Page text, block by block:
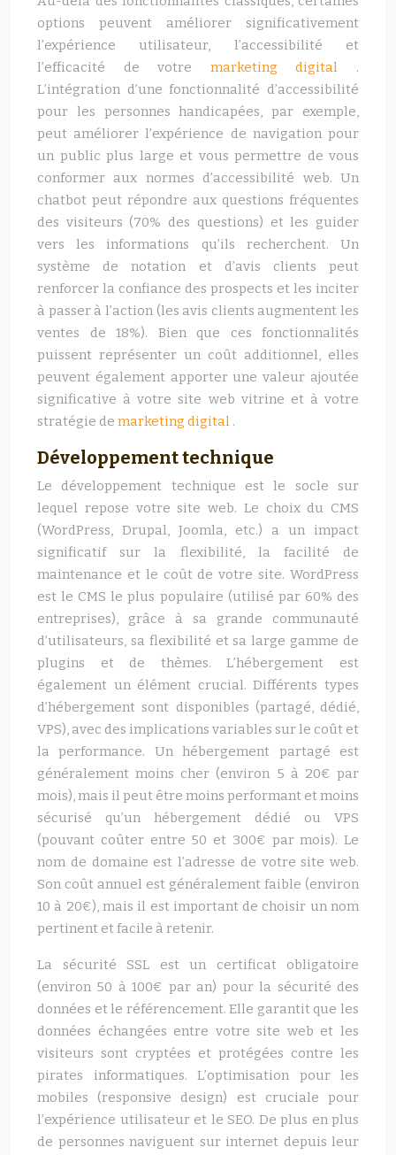
options peuvent améliorer significativement
l’expérience utilisateur, l’accessibilité et
l’efficacité de votre marketing digital .
L’intégration d’une fonctionnalité d’accessibilité
pour les personnes handicapées, par exemple,
peut améliorer l’expérience de navigation pour
un public plus large et vous permettre de vous
conformer aux normes d’accessibilité web. Un
chatbot peut répondre aux questions fréquentes
des visiteurs (70% des questions) et les guider
vers les informations qu’ils recherchent. Un
système de notation et d’avis clients peut
renforcer la confiance des prospects et les inciter
à passer à l’action (les avis clients augmentent les
ventes de 18%). Bien que ces fonctionnalités
puissent représenter un coût additionnel, elles
peuvent également apporter une valeur ajoutée
significative à votre site web vitrine et à votre
stratégie de marketing digital .
Développement technique
Le développement technique est le socle sur
lequel repose votre site web. Le choix du CMS
(WordPress, Drupal, Joomla, etc.) a un impact
significatif sur la flexibilité, la facilité de
maintenance et le coût de votre site. WordPress
est le CMS le plus populaire (utilisé par 60% des
entreprises), grâce à sa grande communauté
d’utilisateurs, sa flexibilité et sa large gamme de
plugins et de thèmes. L’hébergement est
également un élément crucial. Différents types
d’hébergement sont disponibles (partagé, dédié,
VPS), avec des implications variables sur le coût et
la performance. Un hébergement partagé est
généralement moins cher (environ 5 à 20€ par
mois), mais il peut être moins performant et moins
sécurisé qu’un hébergement dédié ou VPS
(pouvant coûter entre 50 et 300€ par mois). Le
nom de domaine est l’adresse de votre site web.
Son coût annuel est généralement faible (environ
10 à 20€), mais il est important de choisir un nom
pertinent et facile à retenir.
La sécurité SSL est un certificat obligatoire
(environ 50 à 100€ par an) pour la sécurité des
données et le référencement. Elle garantit que les
données échangées entre votre site web et les
visiteurs sont cryptées et protégées contre les
pirates informatiques. L’optimisation pour les
mobiles (responsive design) est cruciale pour
l’expérience utilisateur et le SEO. De plus en plus
de personnes naviguent sur internet depuis leur